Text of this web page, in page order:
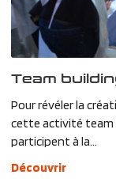
Team
Pour révéler la
cette activité team
participent à la...
Découvrir